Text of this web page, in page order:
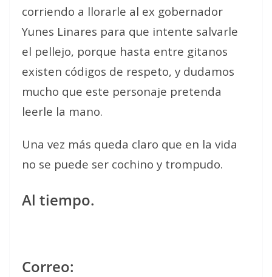
corriendo a llorarle al ex gobernador
Yunes Linares para que intente salvarle
el pellejo, porque hasta entre gitanos
existen códigos de respeto, y dudamos
mucho que este personaje pretenda
leerle la mano.
Una vez más queda claro que en la vida
no se puede ser cochino y trompudo.
Al tiempo.
Correo: